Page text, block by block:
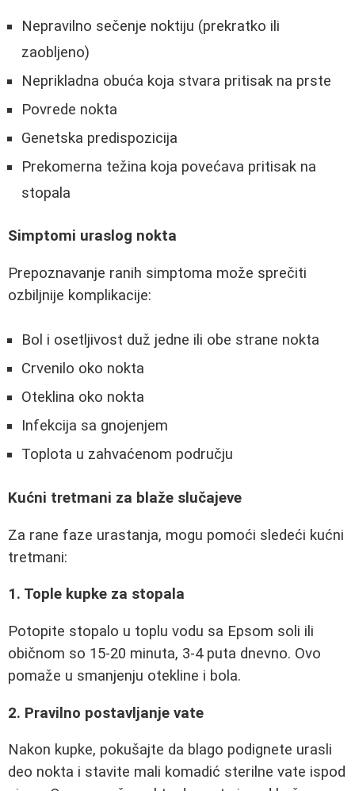
Nepravilno sečenje noktiju (prekratko ili
zaobljeno)
Neprikladna obuća koja stvara pritisak na prste
Povrede nokta
Genetska predispozicija
Prekomerna težina koja povećava pritisak na
stopala
Simptomi uraslog nokta
Prepoznavanje ranih simptoma može sprečiti
ozbiljnije komplikacije:
Bol i osetljivost duž jedne ili obe strane nokta
Crvenilo oko nokta
Oteklina oko nokta
Infekcija sa gnojenjem
Toplota u zahvaćenom području
Kućni tretmani za blaže slučajeve
Za rane faze urastanja, mogu pomoći sledeći kućni
tretmani:
1. Tople kupke za stopala
Potopite stopalo u toplu vodu sa Epsom soli ili
običnom so 15-20 minuta, 3-4 puta dnevno. Ovo
pomaže u smanjenju otekline i bola.
2. Pravilno postavljanje vate
Nakon kupke, pokušajte da blago podignete urasli
deo nokta i stavite mali komadić sterilne vate ispod